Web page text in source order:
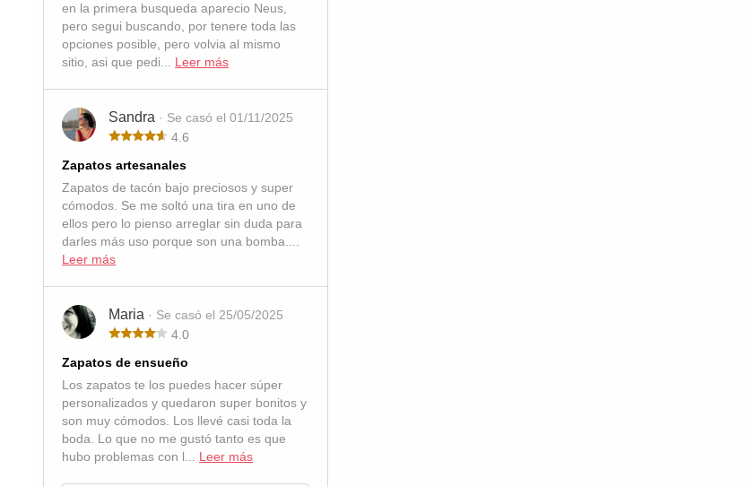
en la primera busqueda aparecio Neus,
pero segui buscando, por tenere toda las
opciones posible, pero volvia al mismo
sitio, asi que pedi... Leer más
Sandra · Se casó el 01/11/2025
4.6
Zapatos artesanales
Zapatos de tacón bajo preciosos y super
cómodos. Se me soltó una tira en uno de
ellos pero lo pienso arreglar sin duda para
darles más uso porque son una bomba....
Leer más
Maria · Se casó el 25/05/2025
4.0
Zapatos de ensueño
Los zapatos te los puedes hacer súper
personalizados y quedaron super bonitos y
son muy cómodos. Los llevé casi toda la
boda. Lo que no me gustó tanto es que
hubo problemas con l... Leer más